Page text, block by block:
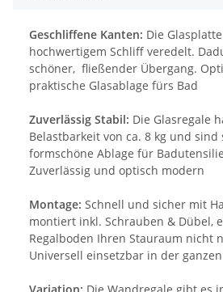
Geschliffene Kanten: Die
hochwertigem Schliff veredelt.
schöner, fließender Übergang.
praktische Glasablage fürs Bad
Zuverlässig Stabil: Die Glasregale
Belastbarkeit von ca. 8 kg und sind
formschöne Ablage für
Zuverlässig und optisch modern
Montage: Schnell und sicher mit
montiert inkl. Schrauben & Dübel,
Regalboden Ihren Stauraum nicht
Universell einsetzbar in der